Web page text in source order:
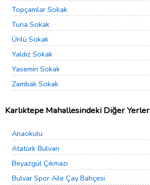
Topçamlar Sokak
Tuna Sokak
Ünlü Sokak
Yaldız Sokak
Yasemin Sokak
Zambak Sokak
Karlıktepe Mahallesindeki Diğer Yerler
Anaokulu
Atatürk Bulvarı
Beyazgül Çıkmazı
Bulvar Spor Aile Çay Bahçesi